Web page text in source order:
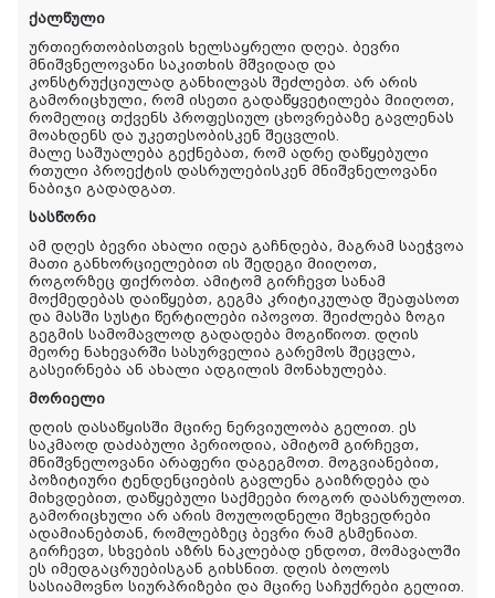
ქალწული
ურთიერთობისთვის ხელსაყრელი დღეა. ბევრი
მნიშვნელოვანი საკითხის მშვიდად და
კონსტრუქციულად განხილვას შეძლებთ. არ არის
გამორიცხული, რომ ისეთი გადაწყვეტილება მიიღოთ,
რომელიც თქვენს პროფესიულ ცხოვრებაზე გავლენას
მოახდენს და უკეთესობისკენ შეცვლის.
მალე საშუალება გექნებათ, რომ ადრე დაწყებული
რთული პროექტის დასრულებისკენ მნიშვნელოვანი
ნაბიჯი გადადგათ.
სასწორი
ამ დღეს ბევრი ახალი იდეა გაჩნდება, მაგრამ საეჭვოა
მათი განხორციელებით ის შედეგი მიიღოთ,
როგორზეც ფიქრობთ. ამიტომ გირჩევთ სანამ
მოქმედებას დაიწყებთ, გეგმა კრიტიკულად შეაფასოთ
და მასში სუსტი წერტილები იპოვოთ. შეიძლება ზოგი
გეგმის სამომავლოდ გადადება მოგიწიოთ. დღის
მეორე ნახევარში სასურველია გარემოს შეცვლა,
გასეირნება ან ახალი ადგილის მონახულება.
მორიელი
დღის დასაწყისში მცირე ნერვიულობა გელით. ეს
საკმაოდ დაძაბული პერიოდია, ამიტომ გირჩევთ,
მნიშვნელოვანი არაფერი დაგეგმოთ. მოგვიანებით,
პოზიტიური ტენდენციების გავლენა გაიზრდება და
მიხვდებით, დაწყებული საქმეები როგორ დაასრულოთ.
გამორიცხული არ არის მოულოდნელი შეხვედრები
ადამიანებთან, რომლებზეც ბევრი რამ გსმენიათ.
გირჩევთ, სხვების აზრს ნაკლებად ენდოთ, მომავალში
ეს იმედგაცრუებისგან გიხსნით. დღის ბოლოს
სასიამოვნო სიურპრიზები და მცირე საჩუქრები გელით.